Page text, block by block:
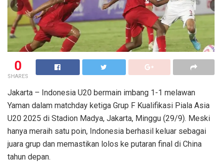
0
SHARES
Jakarta – Indonesia U20 bermain imbang 1-1 melawan
Yaman dalam matchday ketiga Grup F Kualifikasi Piala Asia
U20 2025 di Stadion Madya, Jakarta, Minggu (29/9). Meski
hanya meraih satu poin, Indonesia berhasil keluar sebagai
juara grup dan memastikan lolos ke putaran final di China
tahun depan.